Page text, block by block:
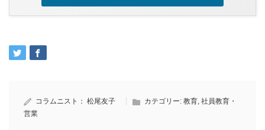
コラムニスト： 松尾友子 カテゴリー: 教育, 社員教育・
営業